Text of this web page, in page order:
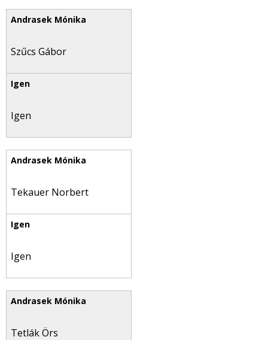
Szűcs Gábor
Igen
Tekauer Norbert
Igen
Tetlák Örs